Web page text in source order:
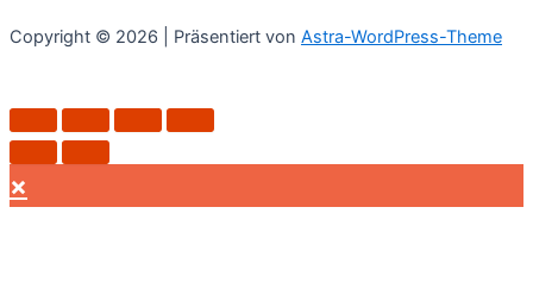
Copyright © 2026 | Präsentiert von Astra-WordPress-Theme
×